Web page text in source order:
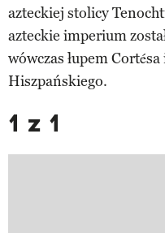
azteckiej stolicy
azteckie imperium
wówczas łupem
Hiszpańskiego.
1 z 1